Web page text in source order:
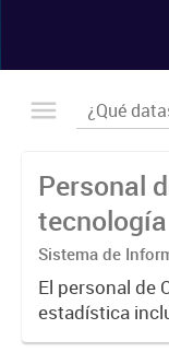
Personal
tecnología
Sistema de
Tecnología
El personal de
estadística
personas